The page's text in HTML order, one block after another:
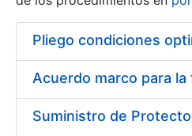
Mostrar/Ocultar